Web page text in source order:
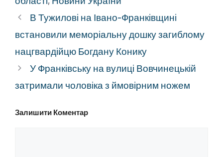
В Тужилові на Івано-Франківщині
встановили меморіальну дошку загиблому
нацгвардійцю Богдану Конику
У Франківську на вулиці Вовчинецькій
затримали чоловіка з ймовірним ножем
Залишити Коментар